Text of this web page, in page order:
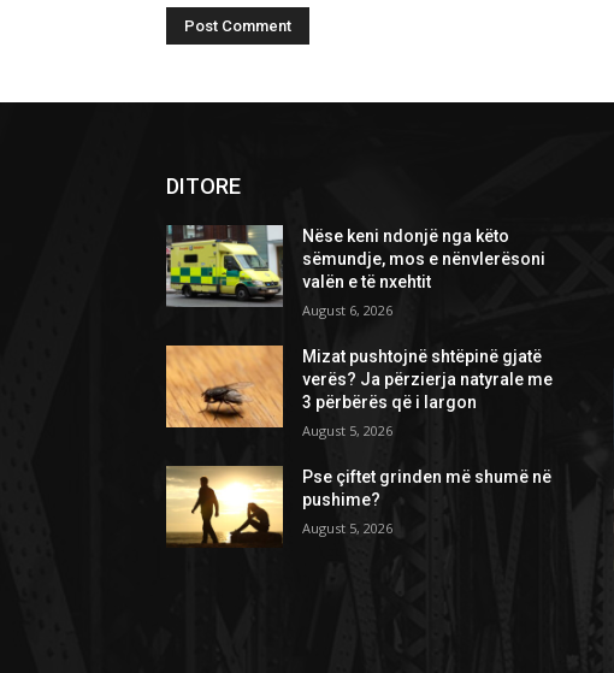
DITORE
Nëse keni ndonjë nga këto
sëmundje, mos e nënvlerësoni
valën e të nxehtit
August 6, 2026
Mizat pushtojnë shtëpinë gjatë
verës? Ja përzierja natyrale me
3 përbërës që i largon
August 5, 2026
Pse çiftet grinden më shumë në
pushime?
August 5, 2026